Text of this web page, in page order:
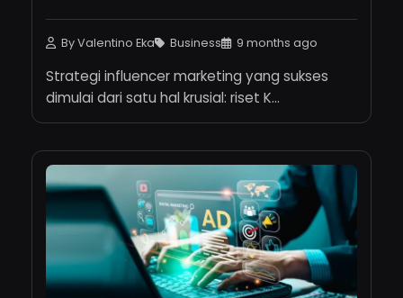
By Valentino Eka Business 9 months ago
Strategi influencer marketing yang sukses
dimulai dari satu hal krusial: riset K...